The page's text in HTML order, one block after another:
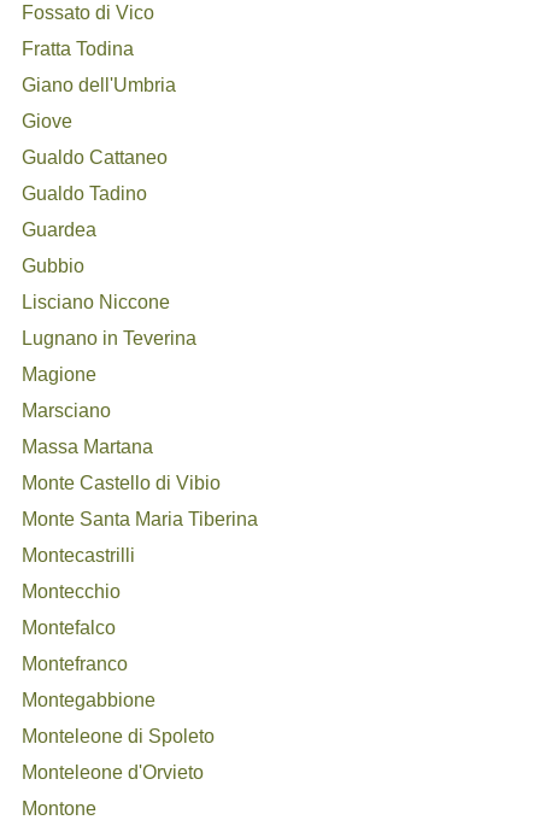
Fossato di Vico
Fratta Todina
Giano dell'Umbria
Giove
Gualdo Cattaneo
Gualdo Tadino
Guardea
Gubbio
Lisciano Niccone
Lugnano in Teverina
Magione
Marsciano
Massa Martana
Monte Castello di Vibio
Monte Santa Maria Tiberina
Montecastrilli
Montecchio
Montefalco
Montefranco
Montegabbione
Monteleone di Spoleto
Monteleone d'Orvieto
Montone